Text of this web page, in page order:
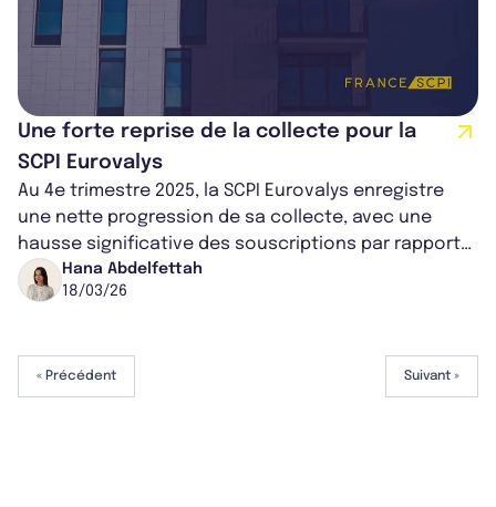
Une forte reprise de la collecte pour la
SCPI Eurovalys
Au 4e trimestre 2025, la SCPI Eurovalys enregistre
une nette progression de sa collecte, avec une
hausse significative des souscriptions par rapport
au trimestre précédent. L’équil...
Hana Abdelfettah
18/03/26
« Précédent Suivant »